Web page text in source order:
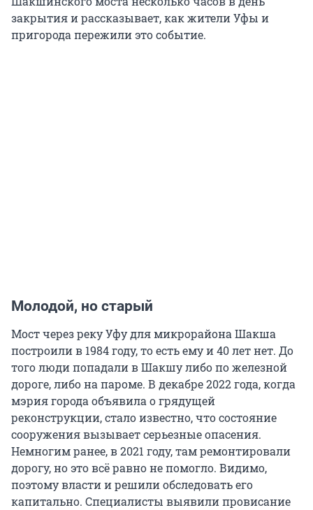
закрытия и рассказывает, как жители Уфы и
пригорода пережили это событие.
Молодой, но старый
Мост через реку Уфу для микрорайона Шакша
построили в 1984 году, то есть ему и 40 лет нет. До
того люди попадали в Шакшу либо по железной
дороге, либо на пароме. В декабре 2022 года, когда
мэрия города объявила о грядущей
реконструкции, стало известно, что состояние
сооружения вызывает серьезные опасения.
Немногим ранее, в 2021 году, там ремонтировали
дорогу, но это всё равно не помогло. Видимо,
поэтому власти и решили обследовать его
капитально. Специалисты выявили провисание